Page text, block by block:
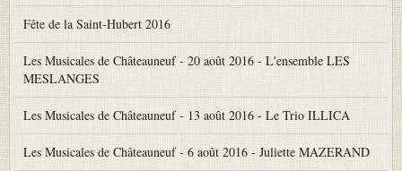
Fête de la Saint-Hubert 2016
Les Musicales de Châteauneuf - 20 août 2016 - L'ensemble LES
MESLANGES
Les Musicales de Châteauneuf - 13 août 2016 - Le Trio ILLICA
Les Musicales de Châteauneuf - 6 août 2016 - Juliette MAZERAND